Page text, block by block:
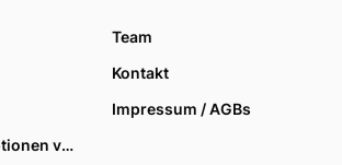
Team
Kontakt
Impressum / AGBs
Datenschutzoptionen verwalten